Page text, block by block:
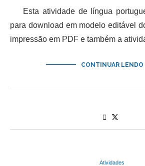
Esta atividade de língua
para download em modelo editável
impressão em PDF e também a
CONTINUAR LENDO
Atividades